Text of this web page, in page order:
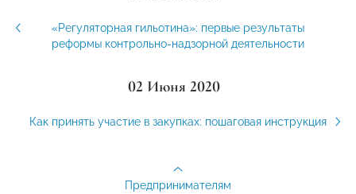
«Регуляторная гильотина»: первые результаты
реформы контрольно-надзорной деятельности
02 Июня 2020
Как принять участие в закупках: пошаговая инструкция
Предпринимателям